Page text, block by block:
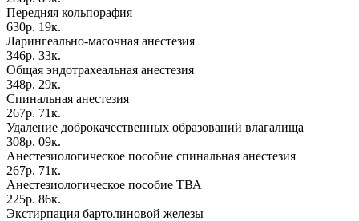
Передняя кольпорафия
630р. 19к.
Ларингеально-масочная анестезия
346р. 33к.
Общая эндотрахеальная анестезия
348р. 29к.
Спинальная анестезия
267р. 71к.
Удаление доброкачественных образований влагалища
308р. 09к.
Анестезиологическое пособие спинальная анестезия
267р. 71к.
Анестезиологическое пособие ТВА
225р. 86к.
Экстирпация бартолиновой железы